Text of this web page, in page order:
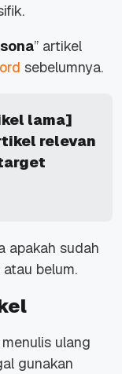
” artikel
sebelumnya.
lama]
relevan
apakah sudah
belum.
ulang
gunakan